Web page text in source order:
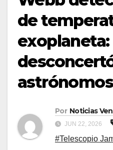
de
astrónomos
Por Noticias
JUN 22, 2026
#Telescopio